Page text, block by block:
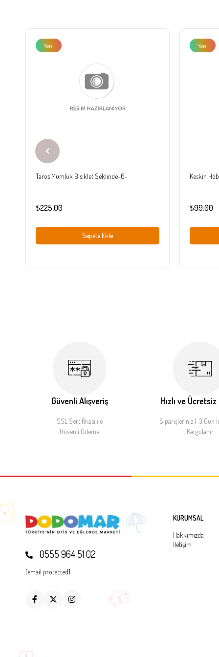
Taros Mumluk Bısıklet Seklınde-6-
₺225,00
Sepete Ekle
Yeni
Keskin
₺99,00
Yeni
Güvenli Alışveriş
SSL Sertifikası ile
Güvenli Ödeme
Hızlı ve
Siparişleriniz 1-3 Gün
Kargolanır
0555 964 51 02
[email protected]
KURUMSAL
Hakkımızda
İletişim